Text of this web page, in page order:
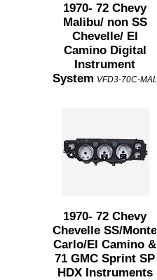
1970- 72 Chevy
Malibu/ non SS
Chevelle/ El
Camino Digital
Instrument
System VFD3-70C-MAL
1970- 72 Chevy
Chevelle SS/Monte
Carlo/El Camino &
71 GMC Sprint SP
HDX Instruments